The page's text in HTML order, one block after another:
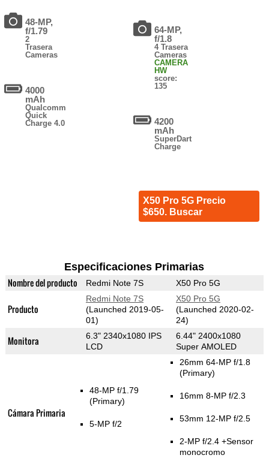
48-MP,
f/1.79
2
Trasera
Cameras
4000
mAh
Qualcomm
Quick
Charge 4.0
64-MP,
f/1.8
4 Trasera
Cameras
CAMERA
HW
score:
135
4200
mAh
SuperDart
Charge
X50 Pro 5G Precio
$650. Buscar
Especificaciones Primarias
Nombre del producto Redmi Note 7S X50 Pro 5G
Producto
Redmi Note 7S
(Launched 2019-05-
01)
X50 Pro 5G
(Launched 2020-02-
24)
Monitora
6.3" 2340x1080 IPS
LCD
6.44" 2400x1080
Super AMOLED
Cámara Primaria
48-MP f/1.79
(Primary)
5-MP f/2
26mm 64-MP f/1.8
(Primary)
16mm 8-MP f/2.3
53mm 12-MP f/2.5
2-MP f/2.4 +Sensor
monocromo